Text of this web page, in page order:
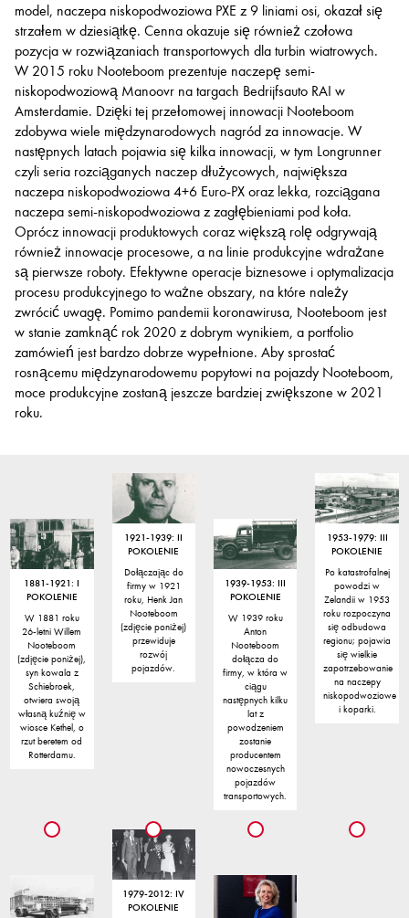
model, naczepa niskopodwoziowa PXE z 9 liniami osi, okazał się
strzałem w dziesiątkę. Cenna okazuje się również czołowa
pozycja w rozwiązaniach transportowych dla turbin wiatrowych.
W 2015 roku Nooteboom prezentuje naczepę semi-
niskopodwoziową Manoovr na targach Bedrijfsauto RAI w
Amsterdamie. Dzięki tej przełomowej innowacji Nooteboom
zdobywa wiele międzynarodowych nagród za innowacje. W
następnych latach pojawia się kilka innowacji, w tym Longrunner
czyli seria rozciąganych naczep dłużycowych, największa
naczepa niskopodwoziowa 4+6 Euro-PX oraz lekka, rozciągana
naczepa semi-niskopodwoziowa z zagłębieniami pod koła.
Oprócz innowacji produktowych coraz większą rolę odgrywają
również innowacje procesowe, a na linie produkcyjne wdrażane
są pierwsze roboty. Efektywne operacje biznesowe i optymalizacja
procesu produkcyjnego to ważne obszary, na które należy
zwrócić uwagę. Pomimo pandemii koronawirusa, Nooteboom jest
w stanie zamknąć rok 2020 z dobrym wynikiem, a portfolio
zamówień jest bardzo dobrze wypełnione. Aby sprostać
rosnącemu międzynarodowemu popytowi na pojazdy Nooteboom,
moce produkcyjne zostaną jeszcze bardziej zwiększone w 2021
roku.
1881-1921: I
POKOLENIE
W 1881 roku
26-letni Willem
Nooteboom
(zdjęcie poniżej),
syn kowala z
Schiebroek,
otwiera swoją
własną kuźnię w
wiosce Kethel, o
rzut beretem od
Rotterdamu.
1921-1939: II
POKOLENIE
Dołączając do
firmy w 1921
roku, Henk Jan
Nooteboom
(zdjęcie poniżej)
przewiduje
rozwój
pojazdów.
1939-1953: III
POKOLENIE
W 1939 roku
Anton
Nooteboom
dołącza do
firmy, w która w
ciągu
następnych kilku
lat z
powodzeniem
zostanie
producentem
nowoczesnych
pojazdów
transportowych.
1953-1979: III
POKOLENIE
Po katastrofalnej
powodzi w
Zelandii w 1953
roku rozpoczyna
się odbudowa
regionu; pojawia
się wielkie
zapotrzebowanie
na naczepy
niskopodwoziowe
i koparki.
1979-2012: IV
POKOLENIE